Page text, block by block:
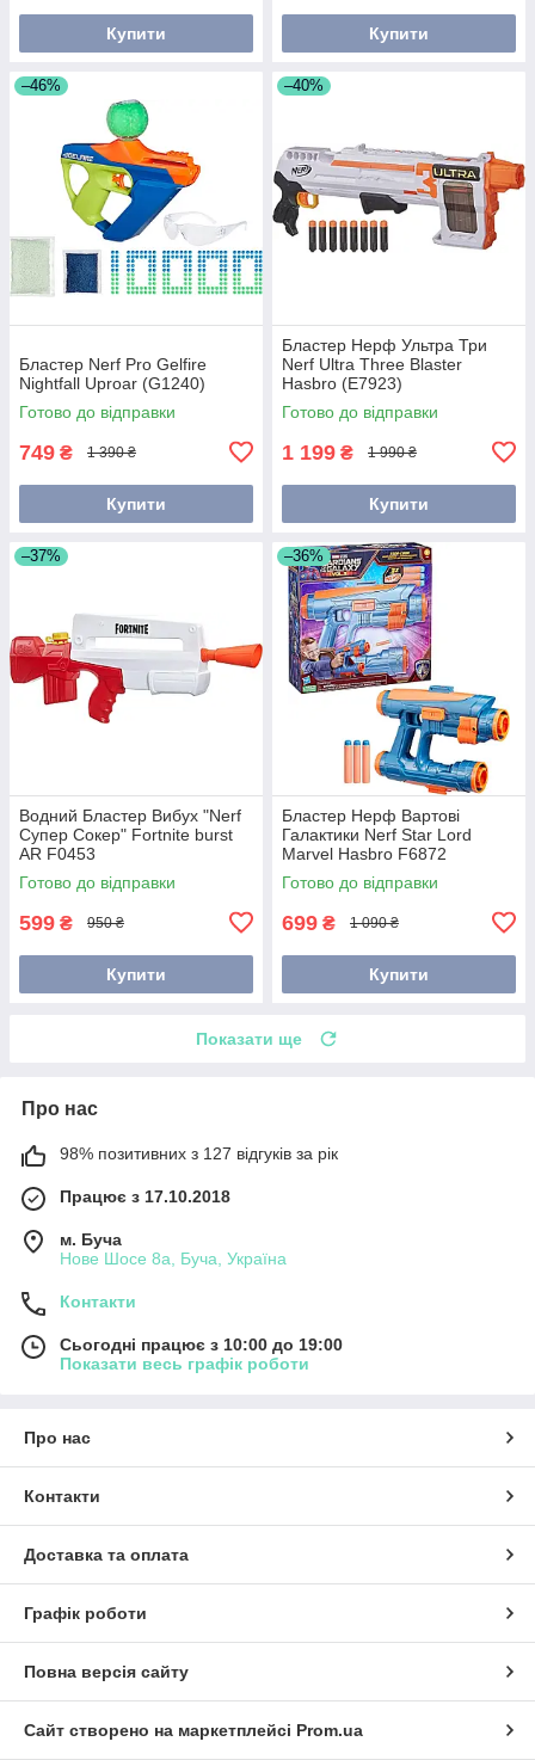
Купити Купити
–46%
Бластер Nerf Pro Gelfire
Nightfall Uproar (G1240)
Готово до відправки
749 ₴ 1 390 ₴
Купити
–40%
Бластер Нерф Ультра Три
Nerf Ultra Three Blaster
Hasbro (E7923)
Готово до відправки
1 199 ₴ 1 990 ₴
Купити
–37%
Водний Бластер Вибух "Nerf
Супер Сокер" Fortnite burst
AR F0453
Готово до відправки
599 ₴ 950 ₴
Купити
–36%
Бластер Нерф Вартові
Галактики Nerf Star Lord
Marvel Hasbro F6872
Готово до відправки
699 ₴ 1 090 ₴
Купити
Показати ще
Про нас
98% позитивних з 127 відгуків за рік
Працює з 17.10.2018
м. Буча
Нове Шосе 8а, Буча, Україна
Контакти
Сьогодні працює з 10:00 до 19:00
Показати весь графік роботи
Про нас
Контакти
Доставка та оплата
Графік роботи
Повна версія сайту
Сайт створено на маркетплейсі Prom.ua